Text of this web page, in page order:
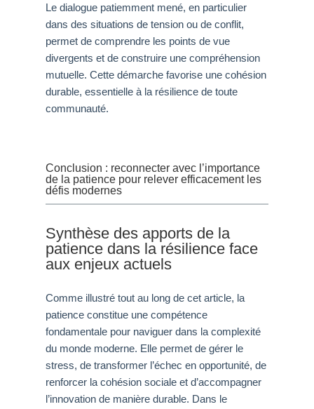
Le dialogue patiemment mené, en particulier
dans des situations de tension ou de conflit,
permet de comprendre les points de vue
divergents et de construire une compréhension
mutuelle. Cette démarche favorise une cohésion
durable, essentielle à la résilience de toute
communauté.
Conclusion : reconnecter avec l’importance
de la patience pour relever efficacement les
défis modernes
Synthèse des apports de la
patience dans la résilience face
aux enjeux actuels
Comme illustré tout au long de cet article, la
patience constitue une compétence
fondamentale pour naviguer dans la complexité
du monde moderne. Elle permet de gérer le
stress, de transformer l’échec en opportunité, de
renforcer la cohésion sociale et d’accompagner
l’innovation de manière durable. Dans le